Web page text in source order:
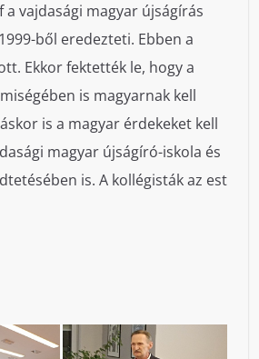
a vajdasági magyar újságírás
ből eredezteti. Ebben a
Ekkor fektették le, hogy a
is magyarnak kell
is a magyar érdekeket kell
magyar újságíró-iskola és
is. A kollégisták az est